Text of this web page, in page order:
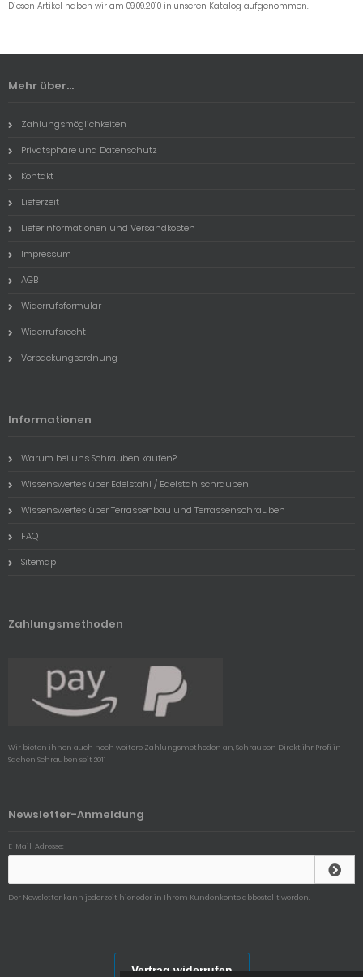
Diesen Artikel haben wir am 09.09.2010 in unseren Katalog aufgenommen.
Mehr über...
Zahlungsmöglichkeiten
Privatsphäre und Datenschutz
Kontakt
Lieferzeit
Lieferinformationen und Versandkosten
Impressum
AGB
Widerrufsformular
Widerrufsrecht
Verpackungsordnung
Informationen
Warum bei uns Schrauben kaufen?
Wissenswertes über Edelstahl / Edelstahlschrauben
Wissenswertes über Terrassenbau und Terrassenschrauben
FAQ
Sitemap
Zahlungsmethoden
Wir bieten ihnen auch noch weitere Zahlungsmethoden an, Schrauben Direkt ihr Profi in
Sachen Schrauben seit 2011
Newsletter-Anmeldung
E-Mail-Adresse:
Der Newsletter kann jederzeit hier oder in Ihrem Kundenkonto abbestellt werden.
Vertrag widerrufen